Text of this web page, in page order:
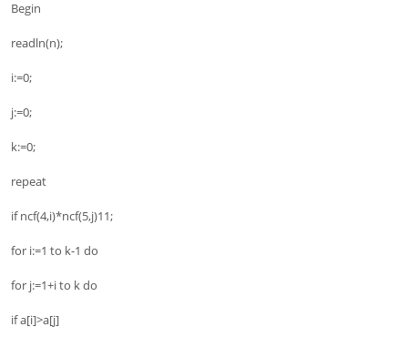
Begin
readln(n);
i:=0;
j:=0;
k:=0;
repeat
if ncf(4,i)*ncf(5,j)11;
for i:=1 to k-1 do
for j:=1+i to k do
if a[i]>a[j]